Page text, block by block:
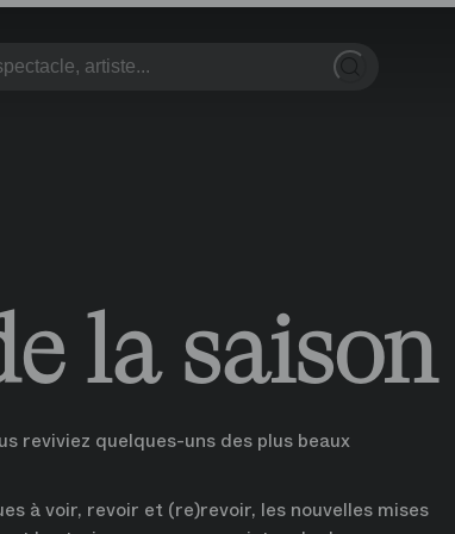
la
reviviez quelques-uns des plus beaux
à voir, revoir et (re)revoir, les nouvelles mises